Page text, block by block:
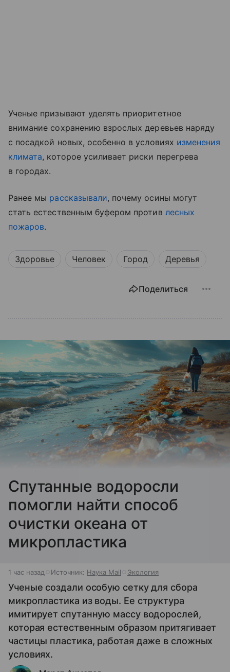
Ученые призывают уделять приоритетное
внимание сохранению взрослых деревьев наряду
с посадкой новых, особенно в условиях изменения
климата, которое усиливает риски перегрева
в городах.
Ранее мы рассказывали, почему осины могут
стать естественным буфером против лесных
пожаров.
Здоровье Человек Город Деревья
Поделиться
Спутанные водоросли
помогли найти способ
очистки океана от
микропластика
1 час назад Источник: Наука Mail Экология
Ученые создали особую сетку для сбора
микропластика из воды. Ее структура
имитирует спутанную массу водорослей,
которая естественным образом притягивает
частицы пластика, работая даже в сложных
условиях.